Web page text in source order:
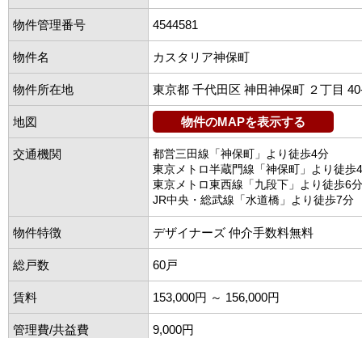
物件管理番号 4544581
物件名 カスタリア神保町
物件所在地 東京都 千代田区 神田神保町 ２丁目
地図 物件のMAPを表示する
交通機関
都営三田線「神保町」より徒歩4分
東京メトロ半蔵門線「神保町」より徒歩
東京メトロ東西線「九段下」より徒歩6分
JR中央・総武線「水道橋」より徒歩7分
物件特徴 デザイナーズ 仲介手数料無料
総戸数 60戸
賃料 153,000円 ～ 156,000円
管理費/共益費 9,000円